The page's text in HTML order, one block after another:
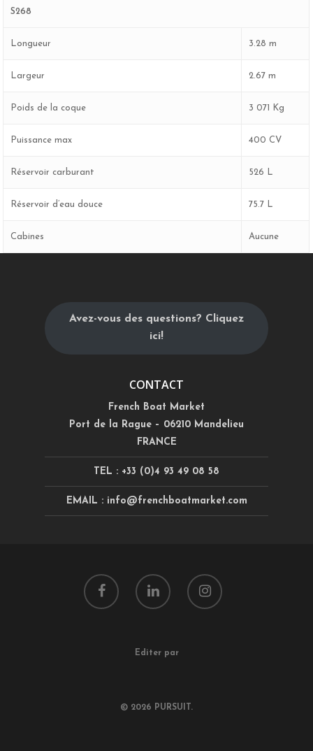
S268
Longueur 3.28 m
Largeur 2.67 m
Poids de la coque 3 071 Kg
Puissance max 400 CV
Réservoir carburant 526 L
Réservoir d’eau douce 75.7 L
Cabines Aucune
Avez-vous des questions? Cliquez
ici!
CONTACT
French Boat Market
Port de la Rague – 06210 Mandelieu
FRANCE
TEL : +33 (0)4 93 49 08 58
EMAIL : info@frenchboatmarket.com
Editer par
© 2026 PURSUIT.